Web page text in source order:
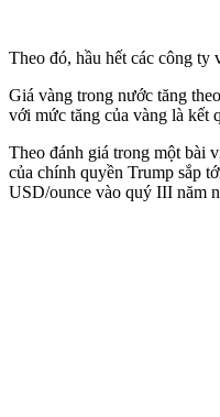
Theo đó, hầu hết các công ty
Giá vàng trong nước tăng
với mức tăng của vàng là kết
Theo đánh giá trong một bài
của chính quyền Trump sắp
USD/ounce vào quý III năm